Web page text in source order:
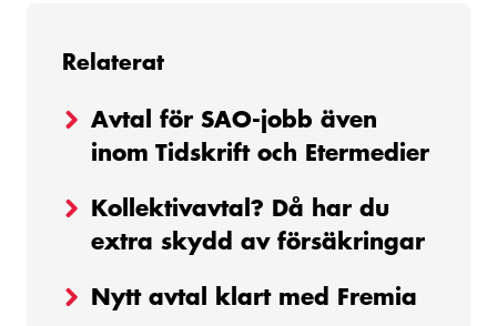
Relaterat
Avtal för SAO-jobb även
inom Tidskrift och Etermedier
Kollektivavtal? Då har du
extra skydd av försäkringar
Nytt avtal klart med Fremia